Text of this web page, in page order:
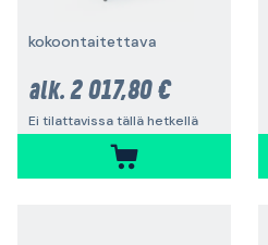
kokoontaitettava
alk. 2 017,80 €
Ei tilattavissa tällä hetkellä